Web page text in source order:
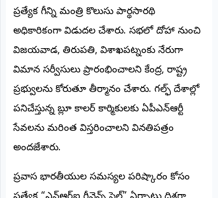
క్షణం
పక్షం
ప్రత్యేక గీతాన్ని మంత్రి కొలుసు పార్థసారథి
అధికారికంగా విడుదల చేశారు. సభలో దోహా నుంచి
విజయవాడ, తిరుపతి, విశాఖపట్నంకు నేరుగా
విమాన సర్వీసులు ప్రారంభించాలని కేంద్ర, రాష్ట్ర
ప్రభుత్వాలను కోరుతూ తీర్మానం చేశారు. గల్ఫ్ దేశాల్లో
పనిచేస్తున్న బ్లూ కాలర్ కార్మికులకు ఏపీఎన్‌ఆర్టీ
సేవలను మరింత విస్తరించాలని వినతిపత్రం
అందజేశారు.
ప్రవాస భారతీయుల సమస్యల పరిష్కారం కోసం